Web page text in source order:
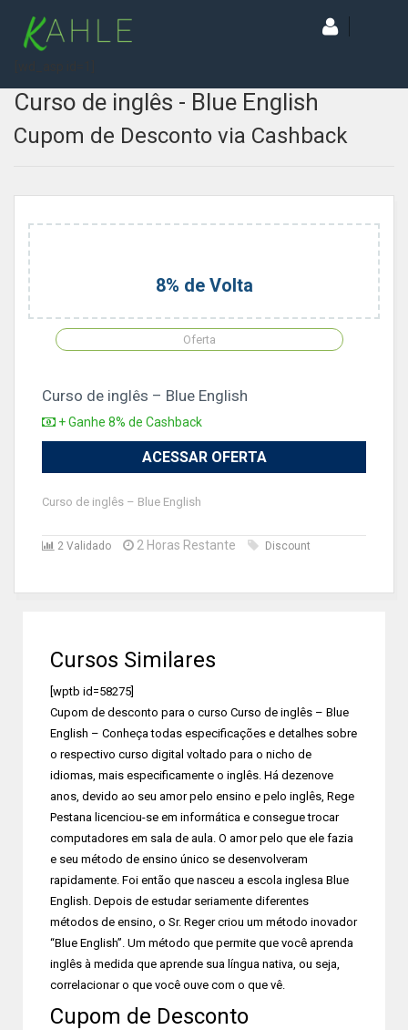
Curso de inglês - Blue English
Cupom de Desconto via Cashback
8% de Volta
Oferta
Curso de inglês – Blue English
+ Ganhe 8% de Cashback
ACESSAR OFERTA
Curso de inglês – Blue English
2 Validado 2 Horas Restante Discount
Cursos Similares
[wptb id=58275]
Cupom de desconto para o curso Curso de inglês – Blue
English – Conheça todas especificações e detalhes sobre
o respectivo curso digital voltado para o nicho de
idiomas, mais especificamente o inglês. Há dezenove
anos, devido ao seu amor pelo ensino e pelo inglês, Rege
Pestana licenciou-se em informática e consegue trocar
computadores em sala de aula. O amor pelo que ele fazia
e seu método de ensino único se desenvolveram
rapidamente. Foi então que nasceu a escola inglesa Blue
English. Depois de estudar seriamente diferentes
métodos de ensino, o Sr. Reger criou um método inovador
“Blue English”. Um método que permite que você aprenda
inglês à medida que aprende sua língua nativa, ou seja,
correlacionar o que você ouve com o que vê.
Cupom de Desconto